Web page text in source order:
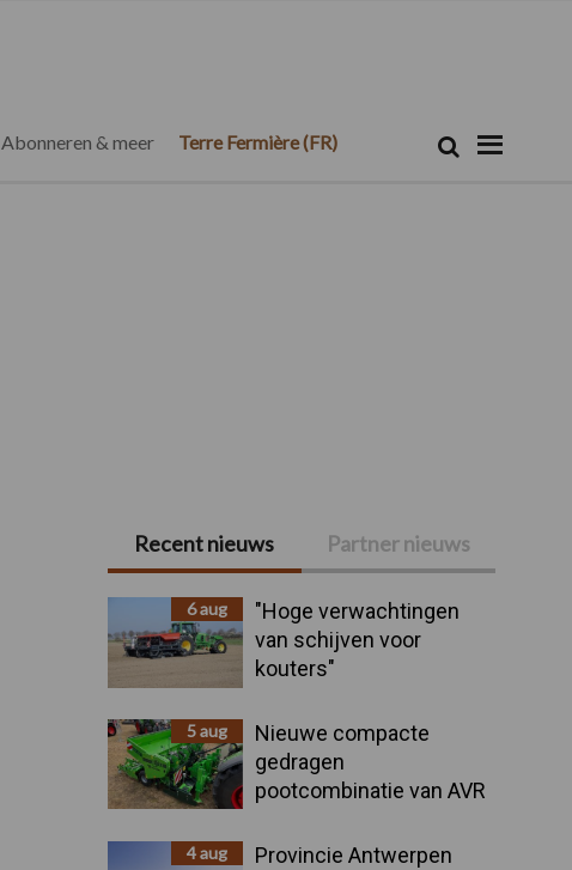
Abonneren & meer Terre Fermière (FR) Zoek
Primaire
Sidebar
Recent nieuws Partner nieuws
6 aug
"Hoge verwachtingen
van schijven voor
kouters"
5 aug
Nieuwe compacte
gedragen
pootcombinatie van AVR
4 aug
Provincie Antwerpen